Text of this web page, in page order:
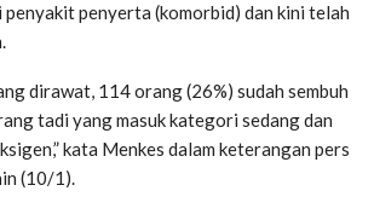
penyerta (komorbid) dan kini telah
dirawat, 114 orang (26%) sudah sembuh
tadi yang masuk kategori sedang dan
kata Menkes dalam keterangan pers
(10/1).